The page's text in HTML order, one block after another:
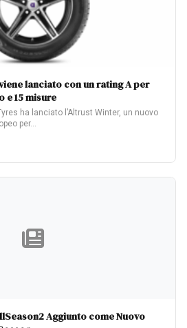
lanciato con un rating A per
e 15 misure
ha lanciato l’Altrust Winter, un nuovo
per…
Aggiunto come Nuovo